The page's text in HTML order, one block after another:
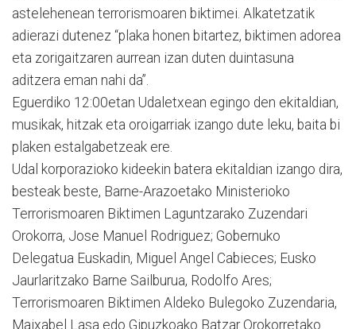
astelehenean terrorismoaren biktimei. Alkatetzatik
adierazi dutenez “plaka honen bitartez, biktimen adorea
eta zorigaitzaren aurrean izan duten duintasuna
aditzera eman nahi da”.
Eguerdiko 12:00etan Udaletxean egingo den ekitaldian,
musikak, hitzak eta oroigarriak izango dute leku, baita bi
plaken estalgabetzeak ere.
Udal korporazioko kideekin batera ekitaldian izango dira,
besteak beste, Barne-Arazoetako Ministerioko
Terrorismoaren Biktimen Laguntzarako Zuzendari
Orokorra, Jose Manuel Rodriguez; Gobernuko
Delegatua Euskadin, Miguel Angel Cabieces; Eusko
Jaurlaritzako Barne Sailburua, Rodolfo Ares;
Terrorismoaren Biktimen Aldeko Bulegoko Zuzendaria,
Maixabel Lasa edo Gipuzkoako Batzar Orokorretako